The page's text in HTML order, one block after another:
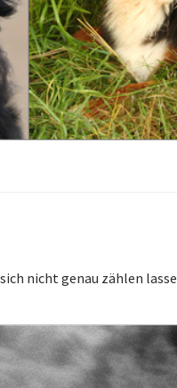
nicht genau zählen